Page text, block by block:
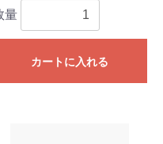
量
カートに入れる